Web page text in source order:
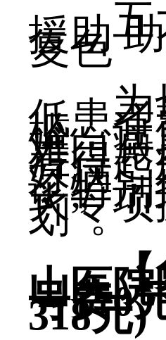
五
援助
复色
为切
低患者
槛，让
难白癜
看得
好病
诊特别
大专
划”。
【
山医
号费0
318元)